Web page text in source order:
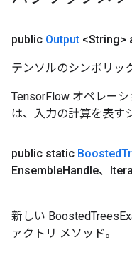
public Output <String>
テンソルのシンボリッ
TensorFlow オペレー
は、入力の計算を表す
public static Boosted
EnsembleHandle、
新しい
ァクトリ メソッド。